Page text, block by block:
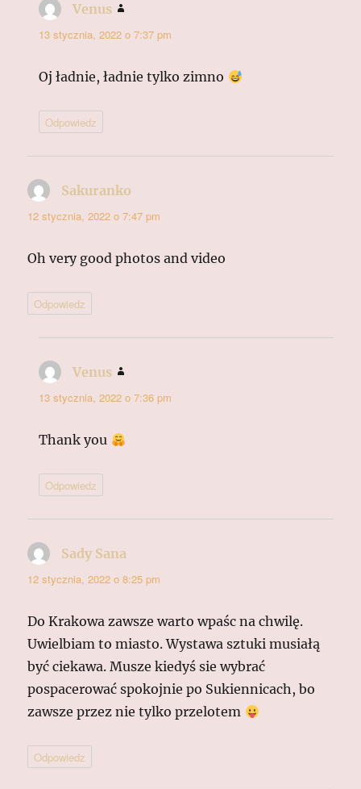
Venus
13 stycznia, 2022 o 7:37 pm
Oj ładnie, ładnie tylko zimno
Odpowiedz
Sakuranko
12 stycznia, 2022 o 7:47 pm
Oh very good photos and video
Odpowiedz
Venus
13 stycznia, 2022 o 7:36 pm
Thank you
Odpowiedz
Sady Sana
12 stycznia, 2022 o 8:25 pm
Do Krakowa zawsze warto wpaśc na chwilę.
Uwielbiam to miasto. Wystawa sztuki musiałą
być ciekawa. Musze kiedyś sie wybrać
pospacerować spokojnie po Sukiennicach, bo
zawsze przez nie tylko przelotem
Odpowiedz